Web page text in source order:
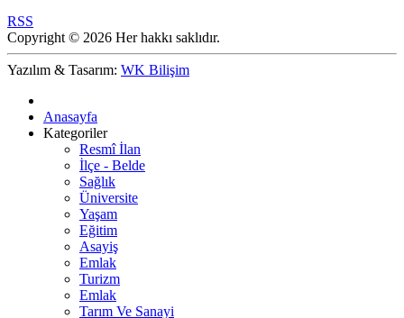
RSS
Copyright © 2026 Her hakkı saklıdır.
Yazılım & Tasarım: WK Bilişim
Anasayfa
Kategoriler
Resmî İlan
İlçe - Belde
Sağlık
Üniversite
Yaşam
Eğitim
Asayiş
Emlak
Turizm
Emlak
Tarım Ve Sanayi